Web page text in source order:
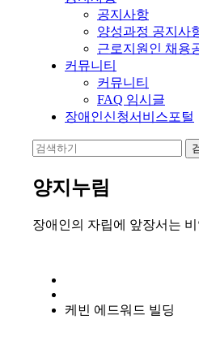
공지사항
양성과정 공지사
근로지원인 채용
커뮤니티
커뮤니티
FAQ 임시글
장애인신청서비스포털
양지누림
장애인의 자립에 앞장서는
케빈 에드워드 빌딩